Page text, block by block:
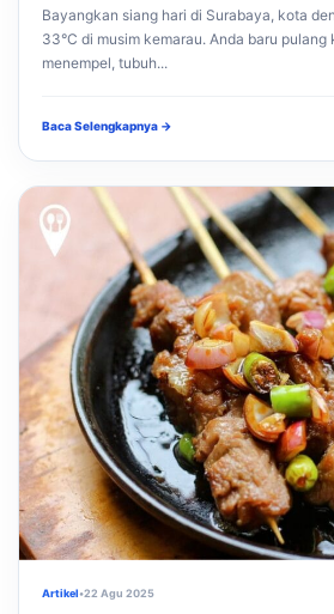
Bayangkan siang hari di Surabaya, kota
33°C di musim kemarau. Anda baru pulang
menempel, tubuh...
Baca Selengkapnya →
Artikel•22 Agu 2025